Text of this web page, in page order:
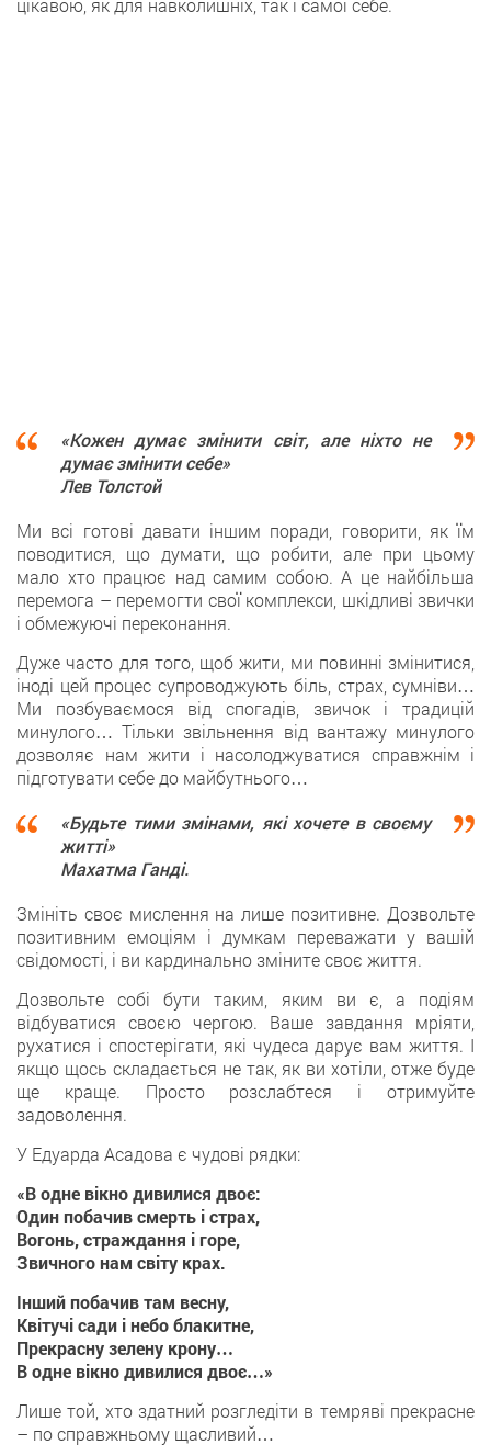
«Кожен думає змінити світ, але ніхто не
думає змінити себе»
Лев Толстой
Ми всі готові давати іншим поради, говорити, як їм
поводитися, що думати, що робити, але при цьому
мало хто працює над самим собою. А це найбільша
перемога – перемогти свої комплекси, шкідливі звички
і обмежуючі переконання.
Дуже часто для того, щоб жити, ми повинні змінитися,
іноді цей процес супроводжують біль, страх, сумніви…
Ми позбуваємося від спогадів, звичок і традицій
минулого… Тільки звільнення від вантажу минулого
дозволяє нам жити і насолоджуватися справжнім і
підготувати себе до майбутнього…
«Будьте тими змінами, які хочете в своєму
житті»
Махатма Ганді.
Змініть своє мислення на лише позитивне. Дозвольте
позитивним емоціям і думкам переважати у вашій
свідомості, і ви кардинально зміните своє життя.
Дозвольте собі бути таким, яким ви є, а подіям
відбуватися своєю чергою. Ваше завдання мріяти,
рухатися і спостерігати, які чудеса дарує вам життя. І
якщо щось складається не так, як ви хотіли, отже буде
ще краще. Просто розслабтеся і отримуйте
задоволення.
У Едуарда Асадова є чудові рядки:
«В одне вікно дивилися двоє:
Один побачив смерть і страх,
Вогонь, страждання і горе,
Звичного нам світу крах.
Інший побачив там весну,
Квітучі сади і небо блакитне,
Прекрасну зелену крону…
В одне вікно дивилися двоє…»
Лише той, хто здатний розгледіти в темряві прекрасне
– по справжньому щасливий…